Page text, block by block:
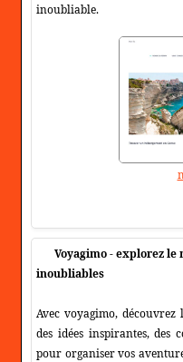
inoubliable.
Voyagimo - explorez le
inoubliables
Avec voyagimo, découvrez
des idées inspirantes, des
pour organiser vos